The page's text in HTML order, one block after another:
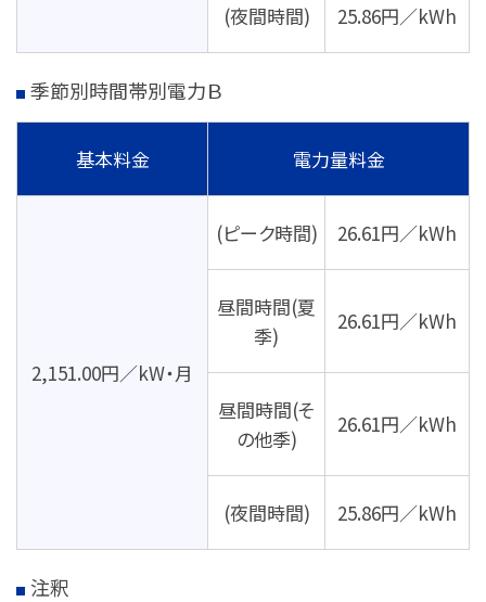
(夜間時間) 25.86円／kWh
季節別時間帯別電力Ｂ
基本料金 電力量料金
2,151.00円／kW・月
(ピーク時間) 26.61円／kWh
昼間時間(夏
季)
26.61円／kWh
昼間時間(そ
の他季)
26.61円／kWh
(夜間時間) 25.86円／kWh
注釈